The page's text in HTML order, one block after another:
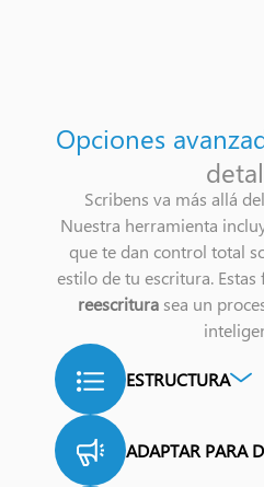
Opciones
Scribens va más allá del
Nuestra herramienta
que te dan control total
estilo de tu escritura.
reescriturasea un
ESTRUCTURA
legibilidad.
ADAPTAR PARA